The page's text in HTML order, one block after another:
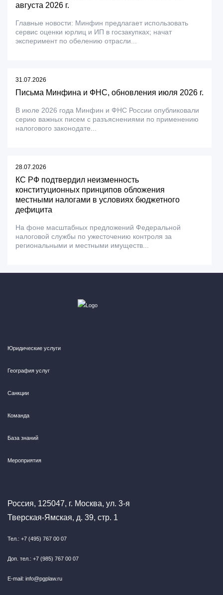
августа 2026 г.
Главные новости: Минфин предлагает использовать
сервис оценки юрлиц и ИП в госзакупках; начат
эксперимент по обелению отрасли...
31.07.2026
Письма Минфина и ФНС, обновления июля 2026 г.
В июле 2026 года Минфин и ФНС России опубликовали
серию важных писем с разъяснениями по применению
налогового законодате...
28.07.2026
КС РФ подтвердил неизменность
конституционных принципов обложения
местными налогами в условиях бюджетного
дефицита
На фоне масштабных предложений Федеральной
налоговой службы по ужесточению контроля за
региональными и местными имуществ...
Юридические услуги
География услуг
Санкции
Команда
База знаний
Мероприятия
Россия, 125047, г. Москва, ул. 3-я
Тверская-Ямская, д. 39, стр. 1
Тел.: +7 (495) 767 00 07
Доп. тел.: +7 (985) 767 00 07
E-mail: info@pgplaw.ru